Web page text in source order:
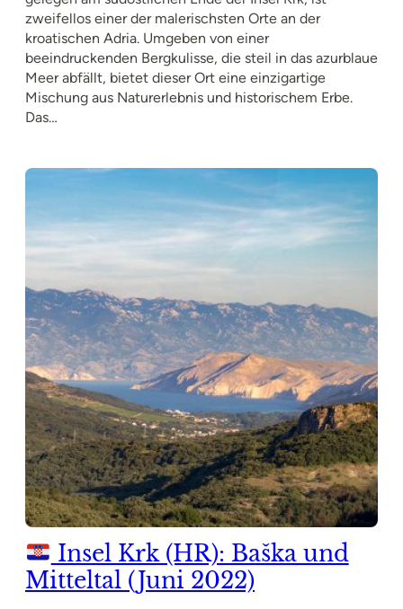
zweifellos einer der malerischsten Orte an der
kroatischen Adria. Umgeben von einer
beeindruckenden Bergkulisse, die steil in das azurblaue
Meer abfällt, bietet dieser Ort eine einzigartige
Mischung aus Naturerlebnis und historischem Erbe.
Das…
Insel Krk (HR): Baška und
Mitteltal (Juni 2022)